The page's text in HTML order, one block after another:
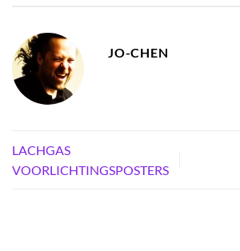
JO-CHEN
LACHGAS
VOORLICHTINGSPOSTERS